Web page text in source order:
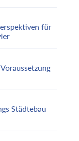
für
Städtebau